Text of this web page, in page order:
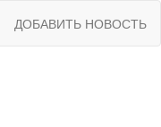
ДОБАВИТЬ НОВОСТЬ